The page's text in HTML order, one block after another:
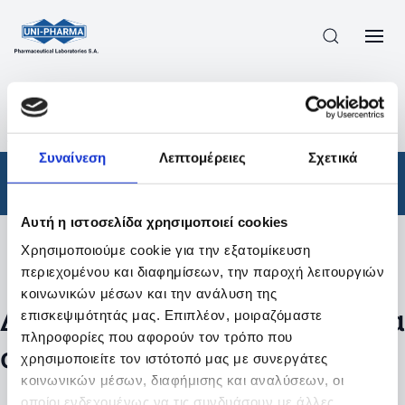
Συναίνεση Λεπτομέρειες Σχετικά
Αυτή η ιστοσελίδα χρησιμοποιεί cookies
Χρησιμοποιούμε cookie για την εξατομίκευση
περιεχομένου και διαφημίσεων, την παροχή λειτουργιών
κοινωνικών μέσων και την ανάλυση της
επισκεψιμότητάς μας. Επιπλέον, μοιραζόμαστε
πληροφορίες που αφορούν τον τρόπο που
χρησιμοποιείτε τον ιστότοπό μας με συνεργάτες
κοινωνικών μέσων, διαφήμισης και αναλύσεων, οι
οποίοι ενδεχομένως να τις συνδυάσουν με άλλες
ΠΡΟΪΟΝΤΑ
ΑΠΟΤΕΛΕΣΜΑΤΑ ΑΝΑΖΗΤΗΣΗΣ
Φάρμακα
Φίλτρα
Δεν βρέθηκαν προϊόντα με τα
συγκεκριμένα φίλτρα